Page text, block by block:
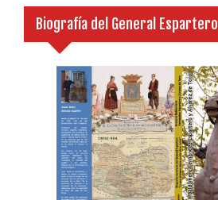
Biografía del General Espartero